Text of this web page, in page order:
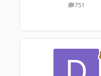
751
messages